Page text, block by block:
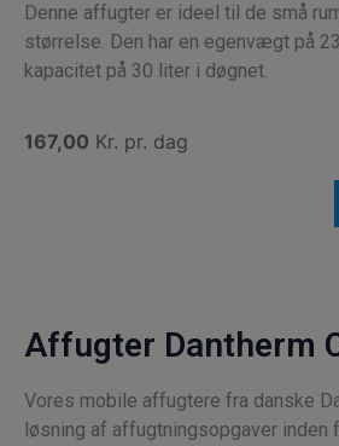
Denne affugter er ideel til de små
størrelse. Den har en egenvægt på
kapacitet på 30 liter i døgnet.
167,00 Kr. pr. dag
Affugter Dantherm
Vores mobile affugtere fra danske
løsning af affugtningsopgaver inden